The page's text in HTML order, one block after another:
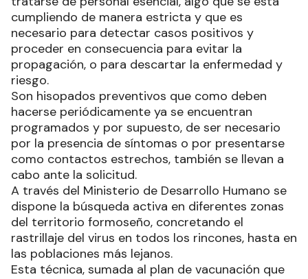
cumpliendo de manera estricta y que es
necesario para detectar casos positivos y
proceder en consecuencia para evitar la
propagación, o para descartar la enfermedad y
riesgo.
Son hisopados preventivos que como deben
hacerse periódicamente ya se encuentran
programados y por supuesto, de ser necesario
por la presencia de síntomas o por presentarse
como contactos estrechos, también se llevan a
cabo ante la solicitud.
A través del Ministerio de Desarrollo Humano se
dispone la búsqueda activa en diferentes zonas
del territorio formoseño, concretando el
rastrillaje del virus en todos los rincones, hasta en
las poblaciones más lejanos.
Esta técnica, sumada al plan de vacunación que